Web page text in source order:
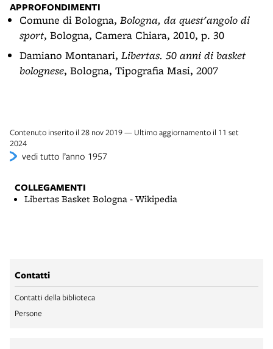
APPROFONDIMENTI
Comune di Bologna, Bologna, da quest'angolo di
sport, Bologna, Camera Chiara, 2010, p. 30
Damiano Montanari, Libertas. 50 anni di basket
bolognese, Bologna, Tipografia Masi, 2007
Contenuto inserito il 28 nov 2019 — Ultimo aggiornamento il 11 set
2024
vedi tutto l’anno 1957
COLLEGAMENTI
Libertas Basket Bologna - Wikipedia
Contatti
Contatti della biblioteca
Persone